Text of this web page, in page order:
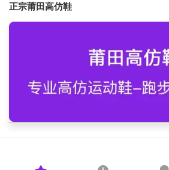
正宗莆田高仿鞋